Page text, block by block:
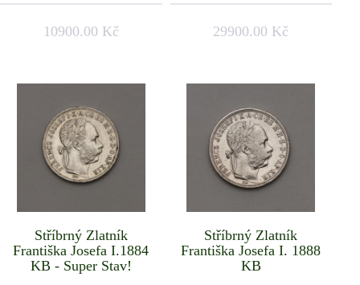
10900.00 Kč 29900.00 Kč
Stříbrný Zlatník
Františka Josefa I.1884
KB - Super Stav!
Stříbrný Zlatník
Františka Josefa I. 1888
KB